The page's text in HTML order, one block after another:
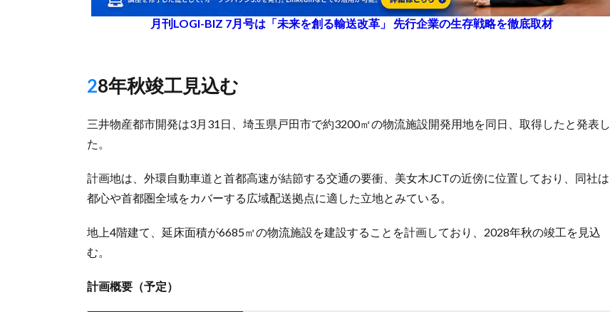
月刊LOGI-BIZ 7月号は「未来を創る輸送改革」 先行企業の生存戦略を徹底取材
28年秋竣工見込む
三井物産都市開発は3月31日、埼玉県戸田市で約3200㎡の物流施設開発用地を同日、取得したと発表し
た。
計画地は、外環自動車道と首都高速が結節する交通の要衝、美女木JCTの近傍に位置しており、同社は
都心や首都圏全域をカバーする広域配送拠点に適した立地とみている。
地上4階建て、延床面積が6685㎡の物流施設を建設することを計画しており、2028年秋の竣工を見込
む。
計画概要（予定）